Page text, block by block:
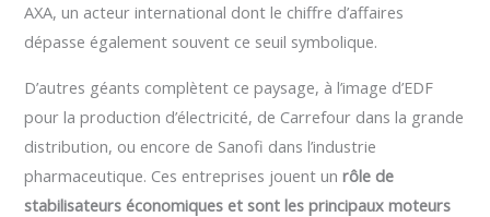
AXA, un acteur international dont le chiffre d’affaires
dépasse également souvent ce seuil symbolique.
D’autres géants complètent ce paysage, à l’image d’EDF
pour la production d’électricité, de Carrefour dans la grande
distribution, ou encore de Sanofi dans l’industrie
pharmaceutique. Ces entreprises jouent unrôle de
stabilisateurs économiques et sont les principaux moteurs